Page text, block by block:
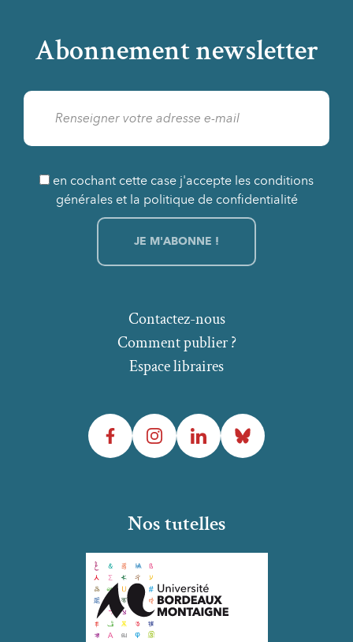
Abonnement newsletter
en cochant cette case j'accepte les conditions
générales et la politique de confidentialité
Comment publier ?
Espace libraires
Contactez-nous
FacebookInstagramLinkedInBluesky
Nos tutelles